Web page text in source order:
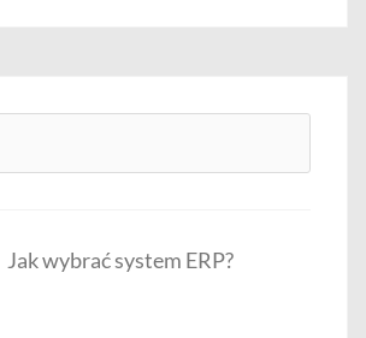
Jak wybrać system ERP?